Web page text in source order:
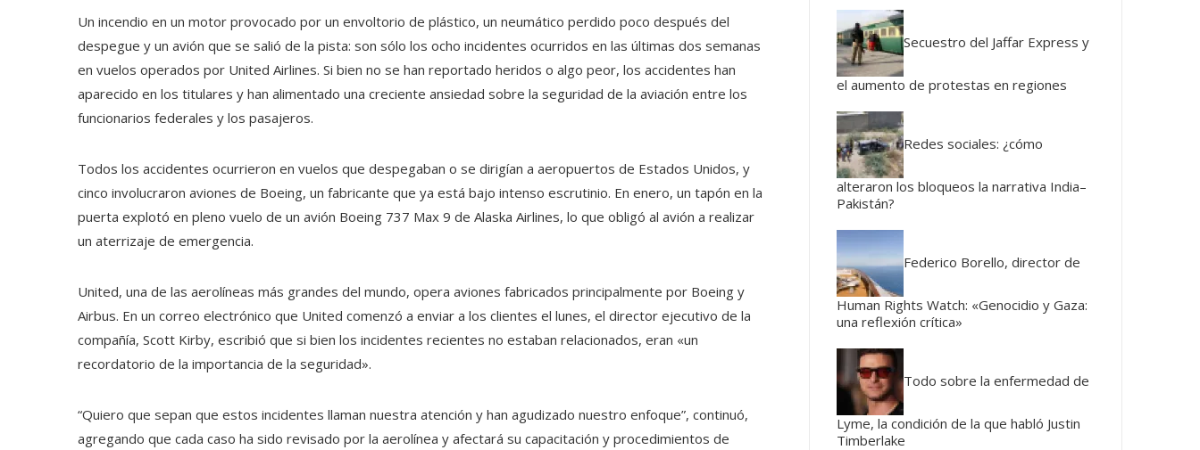
Un incendio en un motor provocado por un envoltorio de plástico, un neumático perdido poco después del
despegue y un avión que se salió de la pista: son sólo los ocho incidentes ocurridos en las últimas dos semanas
en vuelos operados por United Airlines. Si bien no se han reportado heridos o algo peor, los accidentes han
aparecido en los titulares y han alimentado una creciente ansiedad sobre la seguridad de la aviación entre los
funcionarios federales y los pasajeros.
Todos los accidentes ocurrieron en vuelos que despegaban o se dirigían a aeropuertos de Estados Unidos, y
cinco involucraron aviones de Boeing, un fabricante que ya está bajo intenso escrutinio. En enero, un tapón en la
puerta explotó en pleno vuelo de un avión Boeing 737 Max 9 de Alaska Airlines, lo que obligó al avión a realizar
un aterrizaje de emergencia.
United, una de las aerolíneas más grandes del mundo, opera aviones fabricados principalmente por Boeing y
Airbus. En un correo electrónico que United comenzó a enviar a los clientes el lunes, el director ejecutivo de la
compañía, Scott Kirby, escribió que si bien los incidentes recientes no estaban relacionados, eran «un
recordatorio de la importancia de la seguridad».
“Quiero que sepan que estos incidentes llaman nuestra atención y han agudizado nuestro enfoque”, continuó,
agregando que cada caso ha sido revisado por la aerolínea y afectará su capacitación y procedimientos de
Secuestro del Jaffar Express y
el aumento de protestas en regiones
Redes sociales: ¿cómo
alteraron los bloqueos la narrativa India–
Pakistán?
Federico Borello, director de
Human Rights Watch: «Genocidio y Gaza:
una reflexión crítica»
Todo sobre la enfermedad de
Lyme, la condición de la que habló Justin
Timberlake